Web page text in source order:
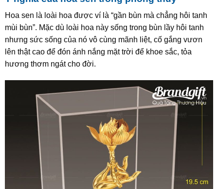
Hoa sen là loài hoa được ví là “gần bùn mà chẳng hôi tanh
mùi bùn”. Mặc dù loài hoa này sống trong bùn lầy hôi tanh
nhưng sức sống của nó vô cùng mãnh liệt, cố gắng vươn
lên thật cao để đón ánh nắng mặt trời để khoe sắc, tỏa
hương thơm ngát cho đời.